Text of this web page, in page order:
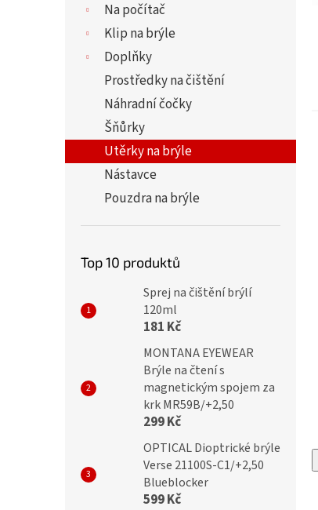
Na počítač
Klip na brýle
Doplňky
Prostředky na čištění
Náhradní čočky
Šňůrky
Utěrky na brýle
Nástavce
Pouzdra na brýle
Top 10 produktů
Sprej na čištění brýlí
120ml
181 Kč
MONTANA EYEWEAR
Brýle na čtení s
magnetickým spojem za
krk MR59B/+2,50
299 Kč
OPTICAL Dioptrické brýle
Verse 21100S-C1/+2,50
Blueblocker
599 Kč